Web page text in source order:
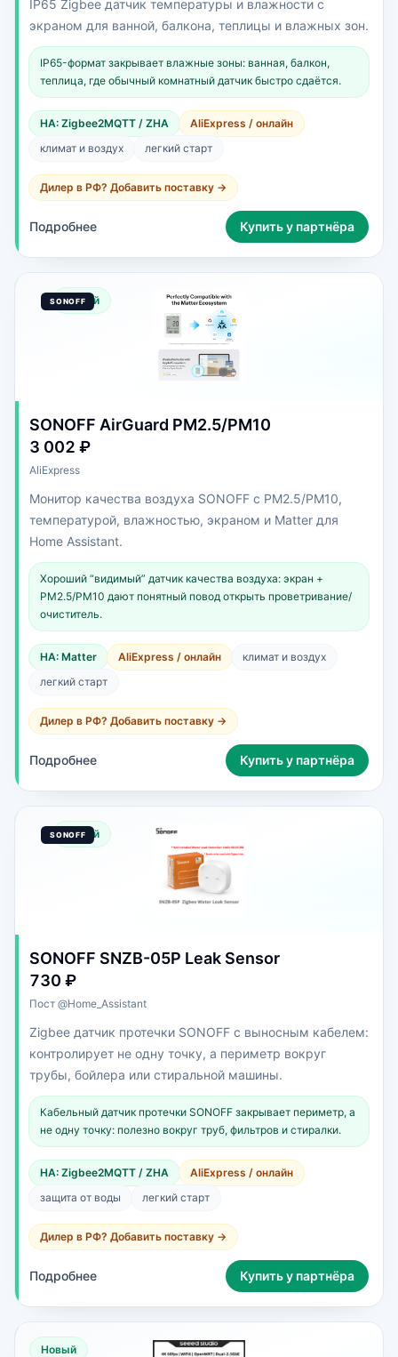
IP65 Zigbee датчик температуры и влажности с
экраном для ванной, балкона, теплицы и влажных зон.
IP65-формат закрывает влажные зоны: ванная, балкон,
теплица, где обычный комнатный датчик быстро сдаётся.
HA: Zigbee2MQTT / ZHA
AliExpress / онлайн
климат и воздух
легкий старт
Дилер в РФ? Добавить поставку →
Подробнее Купить у партнёра
Новый
SONOFF AirGuard PM2.5/PM10
3 002 ₽
AliExpress
Монитор качества воздуха SONOFF с PM2.5/PM10,
температурой, влажностью, экраном и Matter для
Home Assistant.
Хороший “видимый” датчик качества воздуха: экран +
PM2.5/PM10 дают понятный повод открыть проветривание/
очиститель.
HA: Matter AliExpress / онлайн
климат и воздух
легкий старт
Дилер в РФ? Добавить поставку →
Подробнее Купить у партнёра
Новый
SONOFF SNZB-05P Leak Sensor
730 ₽
Пост @Home_Assistant
Zigbee датчик протечки SONOFF с выносным кабелем:
контролирует не одну точку, а периметр вокруг
трубы, бойлера или стиральной машины.
Кабельный датчик протечки SONOFF закрывает периметр, а
не одну точку: полезно вокруг труб, фильтров и стиралки.
HA: Zigbee2MQTT / ZHA
AliExpress / онлайн
защита от воды
легкий старт
Дилер в РФ? Добавить поставку →
Подробнее Купить у партнёра
Новый